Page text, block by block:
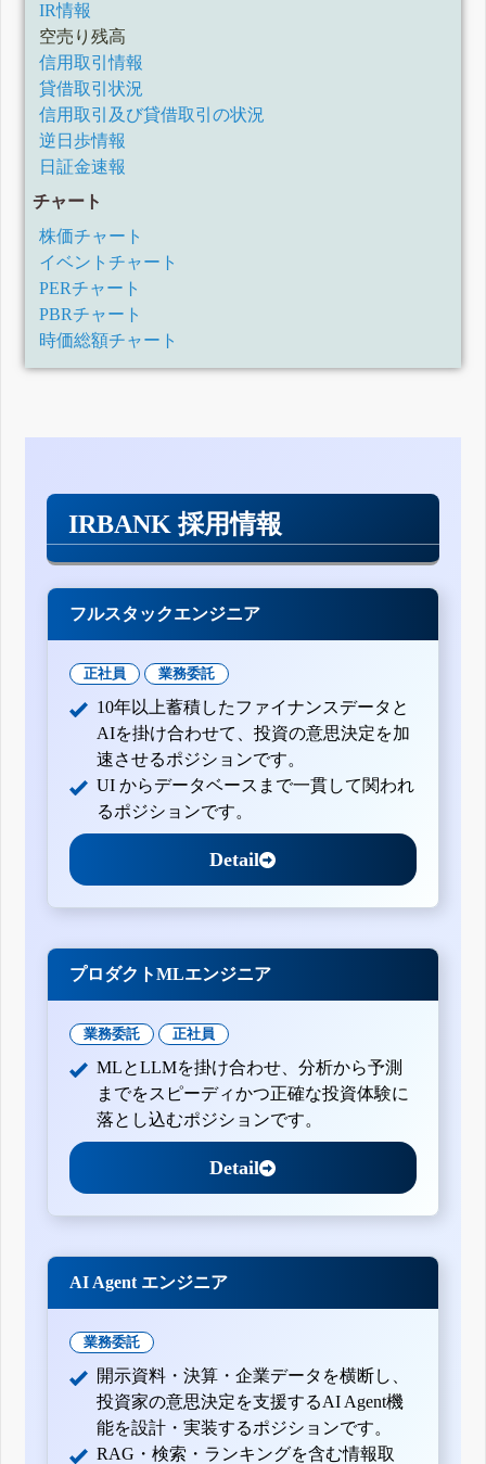
IR情報
空売り残高
信用取引情報
貸借取引状況
信用取引及び貸借取引の状況
逆日歩情報
日証金速報
チャート
株価チャート
イベントチャート
PERチャート
PBRチャート
時価総額チャート
IRBANK 採用情報
フルスタックエンジニア
正社員 業務委託
10年以上蓄積したファイナンスデータと
AIを掛け合わせて、投資の意思決定を加
速させるポジションです。
UI からデータベースまで一貫して関われ
るポジションです。
Detail
プロダクトMLエンジニア
業務委託 正社員
MLとLLMを掛け合わせ、分析から予測
までをスピーディかつ正確な投資体験に
落とし込むポジションです。
Detail
AI Agent エンジニア
業務委託
開示資料・決算・企業データを横断し、
投資家の意思決定を支援するAI Agent機
能を設計・実装するポジションです。
RAG・検索・ランキングを含む情報取